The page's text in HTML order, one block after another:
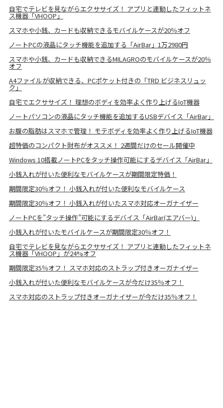
自宅でテレビを見ながらエクササイズ！ アプリと連動したフィットネ
ス機器「VHOOP」
スマホや小銭、カードも収納できるモバイルケースが20％オフ
ノートPCの液晶にタッチ機能を追加する「AirBar」1万2980円
スマホや小銭、カードも収納できるMILAGROのモバイルケースが20％
オフ
A4ファイルが収納できる、PCポケット付きの「TRD ビジネスリュッ
ク」
自宅でエクササイズ！ 理想のボディを効率よく作り上げるIoT機器
ノートパソコンの液晶にタッチ機能を追加するUSBデバイス「AirBar」
お腹の脂肪はスマホで管理！ モテボディを効率よく作り上げるIoT機器
超特価のコンパクト財布がオススメ！ 2週間だけのセール開催中
Windows 10搭載ノートPCをタッチ操作可能にするデバイス「AirBar」
小銭入れが付いた便利なモバイルケースが期間限定特価！
期間限定30％オフ！ 小銭入れが付いた便利なモバイルケース
期間限定30％オフ！ 小銭入れが付いたスマホ対応オーガナイザー
ノートPCを”タッチ操作”可能にするデバイス「AirBar(エアバー)」
小銭入れが付いたモバイルケースが期間限定30％オフ！
自宅でテレビを見ながらエクササイズ！ アプリと連動したフィットネ
ス機器「VHOOP」が24%オフ
期間限定35％オフ！ スマホ対応のストラップ付きオーガナイザー
小銭入れが付いた便利なモバイルケースが今だけ35％オフ！
スマホ対応のストラップ付きオーガナイザーが今だけ35％オフ！